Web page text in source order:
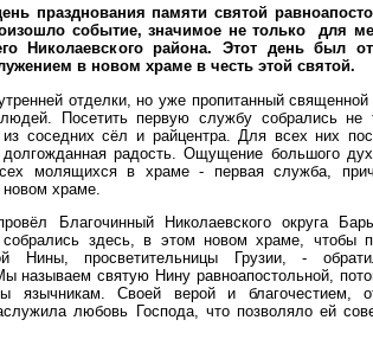
празднования памяти святой
событие, значимое не только для
Николаевского района. Этот день был
в новом храме в честь этой святой.
отделки, но уже пропитанный священной
Посетить первую службу собрались не
соседних сёл и райцентра. Для всех них
радость. Ощущение большого
молящихся в храме - первая служба,
храме.
Благочинный Николаевского округа
здесь, в этом новом храме, чтобы
Нины, просветительницы Грузии, -
называем святую Нину равноапостольной,
язычникам. Своей верой и благочестием,
любовь Господа, что позволяло ей